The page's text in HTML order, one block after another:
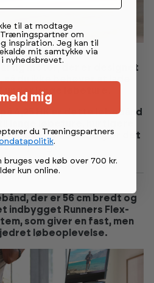
motor, der er designet
du ikke behøver at lade
under lange løbeture.
4,25 HK er dette løbebånd
brug – samtidig er det
støjsvagt.
der er 56 cm bredt og
indbygget Runners Flex-
som giver en fast, men
løbeoplevelse.
til at modtage
om
inspiration. Jeg kan til
mit samtykke via
nyhedsbrevet.
mig
du Træningspartners
.
bruges ved køb over 700 kr.
kun online.